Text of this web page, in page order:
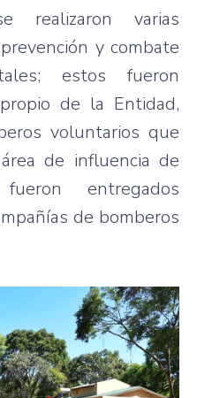
varias
y combate
estos fueron
de la Entidad,
voluntarios que
de influencia de
entregados
de bomberos